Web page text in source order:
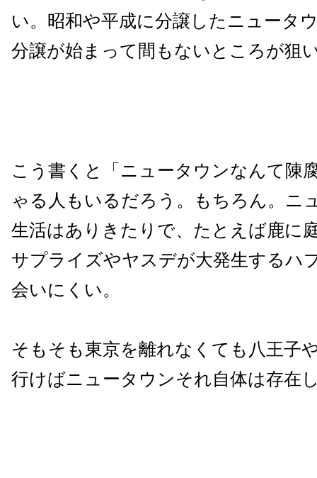
い。昭和や平成に分譲したニュータ
分譲が始まって間もないところが狙
こう書くと「ニュータウンなんて陳
ゃる人もいるだろう。もちろん。ニ
生活はありきたりで、たとえば鹿に
サプライズやヤスデが大発生するハ
会いにくい。
そもそも東京を離れなくても八王子
行けばニュータウンそれ自体は存在